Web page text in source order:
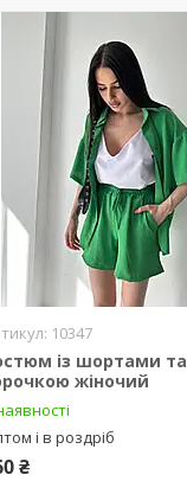
10347
із шортами та
жіночий
і в роздріб
₴